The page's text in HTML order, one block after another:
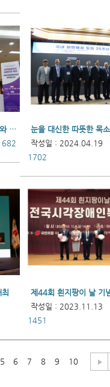
한국소비자원, 사업자정례협의체와 함께 시각장애인의 생활안전 확보를 위한 점자 태그 및 물품 보급
682
작성일 : 2024.04.19
1702
작성일 : 2023.11.13
1451
5 6 7 8 9 10